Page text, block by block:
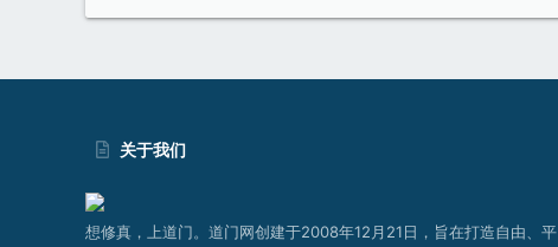
关于我们
想修真，上道门。道门网创建于2008年12月21日，旨在打造自由、平